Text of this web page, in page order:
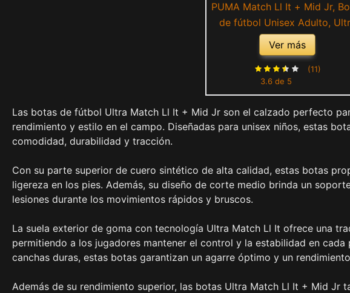
PUMA Match Ll It + Mid Jr,
de fútbol Unisex Adulto,
Orange White Blue Glimmer,
EU
Ver más
3.6 de 5
(11)
Las botas de fútbol Ultra Match Ll It + Mid Jr son el calzado perfecto
rendimiento y estilo en el campo. Diseñadas para unisex niños, estas
comodidad, durabilidad y tracción.
Con su parte superior de cuero sintético de alta calidad, estas botas
ligereza en los pies. Además, su diseño de corte medio brinda un
lesiones durante los movimientos rápidos y bruscos.
La suela exterior de goma con tecnología Ultra Match Ll It ofrece una
permitiendo a los jugadores mantener el control y la estabilidad en
canchas duras, estas botas garantizan un agarre óptimo y un
Además de su rendimiento superior, las botas Ultra Match Ll It + Mid Jr